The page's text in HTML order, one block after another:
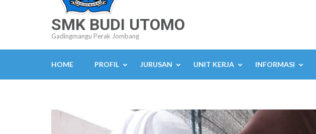
SMK BUDI UTOMO
Gadingmangu Perak Jombang
HOME PROFIL JURUSAN UNIT KERJA INFORMASI